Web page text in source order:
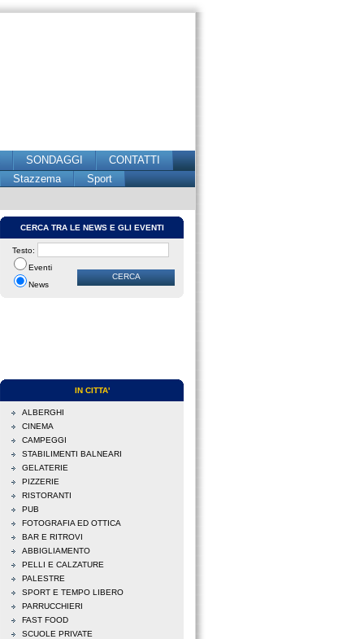
SONDAGGI
CONTATTI
Stazzema Sport
CERCA TRA LE NEWS E GLI EVENTI
Testo:
Eventi
News
IN CITTA'
ALBERGHI
CINEMA
CAMPEGGI
STABILIMENTI BALNEARI
GELATERIE
PIZZERIE
RISTORANTI
PUB
FOTOGRAFIA ED OTTICA
BAR E RITROVI
ABBIGLIAMENTO
PELLI E CALZATURE
PALESTRE
SPORT E TEMPO LIBERO
PARRUCCHIERI
FAST FOOD
SCUOLE PRIVATE